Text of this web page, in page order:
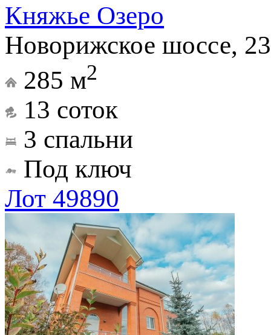
Княжье Озеро
Новорижское шоссе,
285 м2
13 соток
3 спальни
Под ключ
Лот 49890